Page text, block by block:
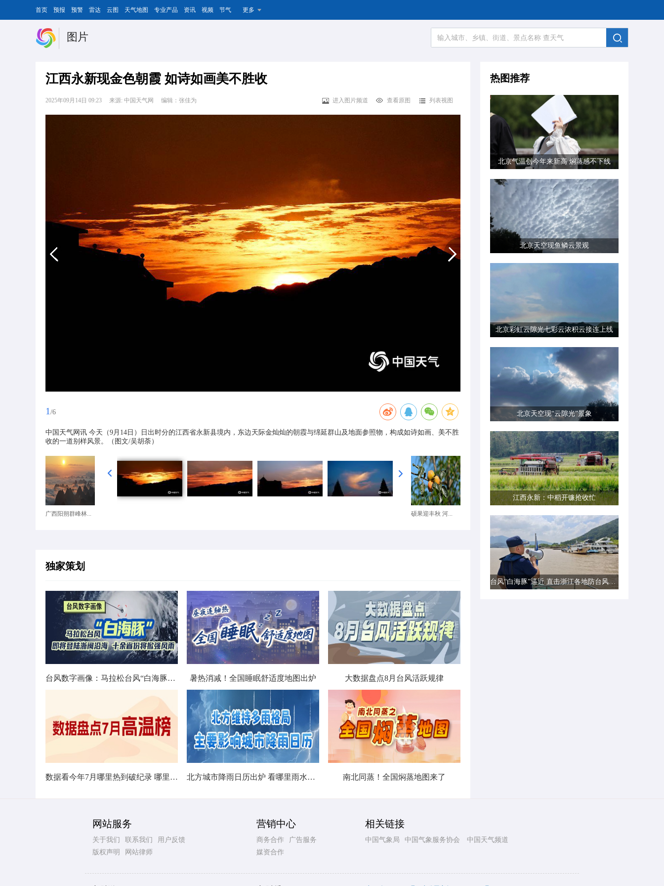
首页 预报 预警 雷达 云图 天气地图 专业产品 资讯 视频 节气 更多
图片
江西永新现金色朝霞 如诗如画美不胜收
2025年09月14日 09:23 来源: 中国天气网 编辑：张佳为 进入图片频道 查看原图 列表视图
1 /6
中国天气网讯 今天（9月14日）日出时分的江西省永新县境内，东边天际金灿灿的朝霞与绵延群山及地面参照物，构成如诗如画、美不胜
收的一道别样风景。（图文/吴胡荼）
广西阳朔群峰林... 硕果迎丰秋 河...
独家策划
台风数字画像：马拉松台风“白海豚”将影响十余省份 暑热消减！全国睡眠舒适度地图出炉 大数据盘点8月台风活跃规律
数据看今年7月哪里热到破纪录 哪里暑热连轴转 北方城市降雨日历出炉 看哪里雨水超长待机 南北同蒸！全国焖蒸地图来了
热图推荐
北京气温创今年来新高 焖蒸感不下线
北京天空现鱼鳞云景观
北京彩虹云隙光七彩云浓积云接连上线
北京天空现“云隙光”景象
江西永新：中稻开镰抢收忙
台风“白海豚”逼近 直击浙江各地防台风一线现场
网站服务
关于我们 联系我们
用户反馈
版权声明
网站律师
营销中心
商务合作
广告服务
媒资合作
相关链接
中国气象局 中国气象服务协会 中国天气频道